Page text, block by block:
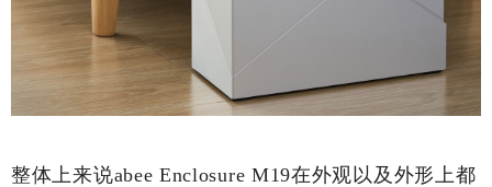
整体上来说abee Enclosure M19在外观以及外形上都